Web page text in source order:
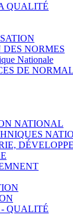
QUALITÉ
DES NORMES
Nationale
DE
NATIONAL
- QUALITÉ